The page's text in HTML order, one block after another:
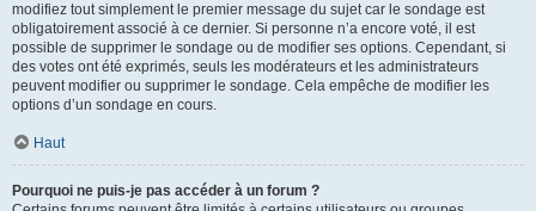
modifiez tout simplement le premier message du sujet car le sondage est
obligatoirement associé à ce dernier. Si personne n’a encore voté, il est
possible de supprimer le sondage ou de modifier ses options. Cependant, si
des votes ont été exprimés, seuls les modérateurs et les administrateurs
peuvent modifier ou supprimer le sondage. Cela empêche de modifier les
options d’un sondage en cours.
Haut
Pourquoi ne puis-je pas accéder à un forum ?